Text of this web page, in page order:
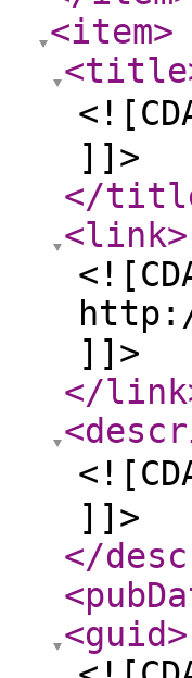
<item>
<title
]]>
</
<link>
http://
]]>
</link
]]>
</
<guid>